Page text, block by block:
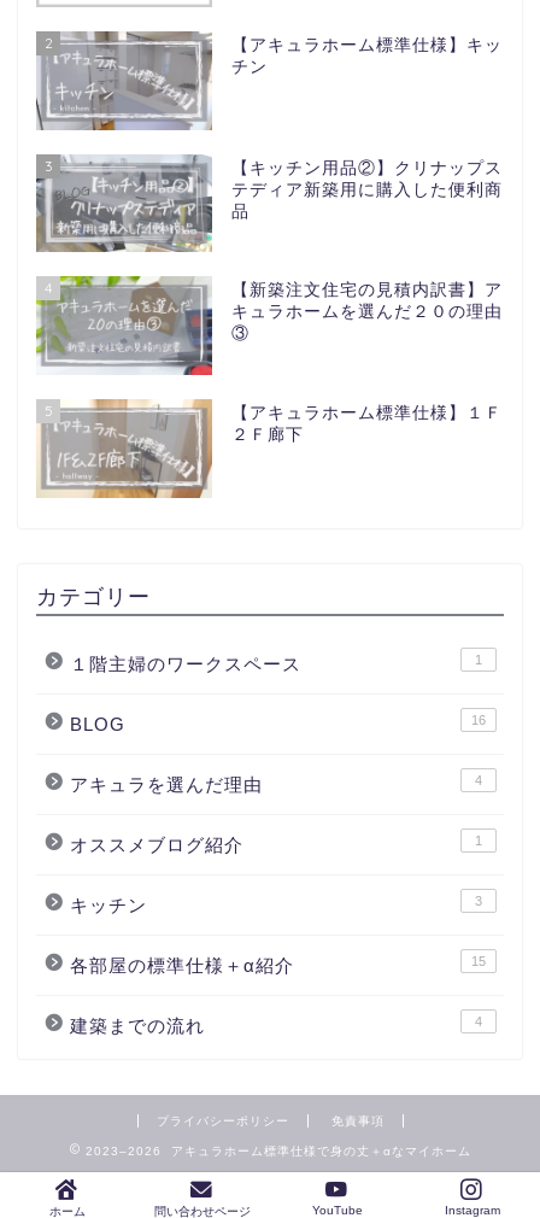
2
【アキュラホーム標準仕様】キッ
チン
3
【キッチン用品②】クリナップス
テディア新築用に購入した便利商
品
4
【新築注文住宅の見積内訳書】ア
キュラホームを選んだ２０の理由
③
5
【アキュラホーム標準仕様】１Ｆ
２Ｆ廊下
カテゴリー
１階主婦のワークスペース 1
BLOG 16
アキュラを選んだ理由 4
オススメブログ紹介 1
キッチン 3
各部屋の標準仕様＋α紹介 15
建築までの流れ 4
プライバシーポリシー 免責事項
2023–2026 アキュラホーム標準仕様で身の丈＋αなマイホーム
ホーム 問い合わせページ YouTube Instagram